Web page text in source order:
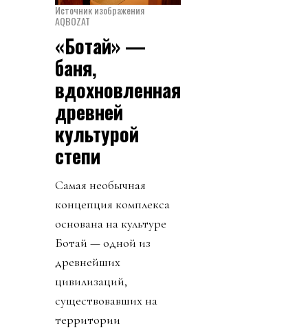
Источник изображения
AQBOZAT
«Ботай» —
баня,
вдохновленная
древней
культурой
степи
Самая необычная
концепция комплекса
основана на культуре
Ботай — одной из
древнейших
цивилизаций,
существовавших на
территории